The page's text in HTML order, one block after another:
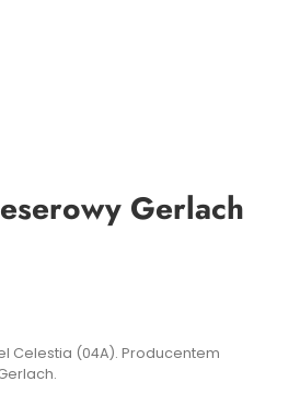
Gerlach
Celestia (04A). Producentem